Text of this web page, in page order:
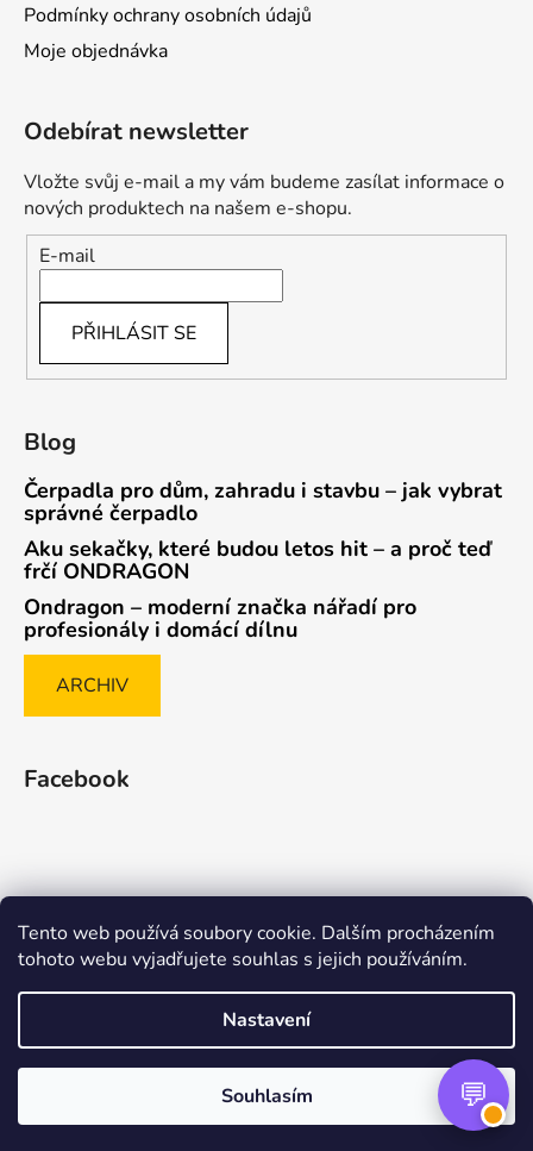
Tento web používá soubory cookie. Dalším procházením
tohoto webu vyjadřujete souhlas s jejich používáním.
Nastavení
Souhlasím
Podmínky ochrany osobních údajů
Moje objednávka
Odebírat newsletter
Vložte svůj e-mail a my vám budeme zasílat informace o
nových produktech na našem e-shopu.
E-mail
PŘIHLÁSIT SE
Blog
Čerpadla pro dům, zahradu i stavbu – jak vybrat
správné čerpadlo
Aku sekačky, které budou letos hit – a proč teď
frčí ONDRAGON
Ondragon – moderní značka nářadí pro
profesionály i domácí dílnu
ARCHIV
Facebook
Způsob ověřování recenzí
Vytvořil Shoptet Premium
nasenaradi.cz
. Všechna práva
vyhrazena.